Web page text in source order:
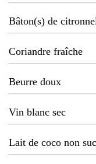
Bâton(s) de
Coriandre fraîche
Beurre doux
Vin blanc sec
Lait de coco non